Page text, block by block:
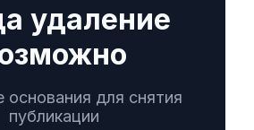
удаление
основания для снятия
публикации